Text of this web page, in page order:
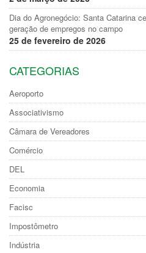
Dia do Agronegócio: Santa Catarina
geração de empregos no campo
25 de fevereiro de 2026
CATEGORIAS
Aeroporto
Associativismo
Câmara de Vereadores
Comércio
DEL
Economia
Facisc
Impostômetro
Indústria